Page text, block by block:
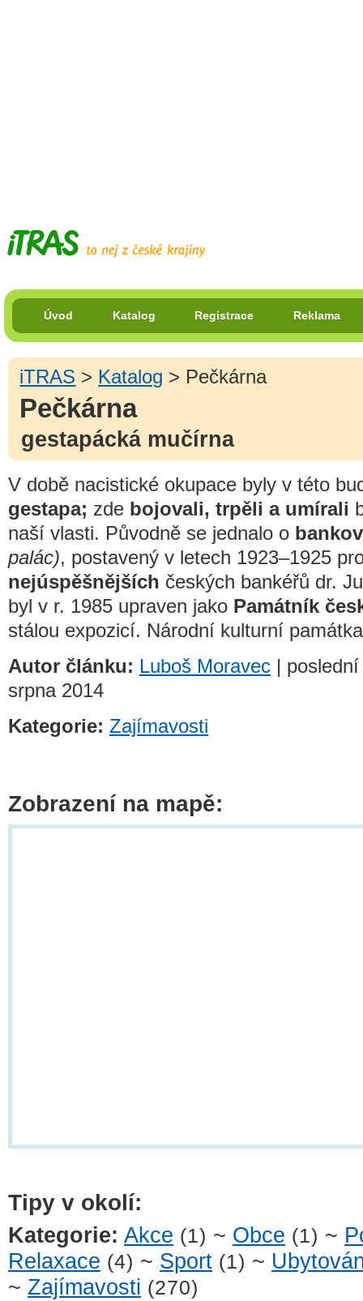
Úvod Katalog Registrace Reklama
iTRAS > Katalog > Pečkárna
Pečkárna
gestapácká mučírna
V době nacistické okupace byly v této
gestapa; zde bojovali, trpěli a umírali
naší vlasti. Původně se jednalo o
palác), postavený v letech 1923–1925
nejúspěšnějších českých bankéřů dr.
byl v r. 1985 upraven jako Památník
stálou expozicí. Národní kulturní
Autor článku: Luboš Moravec |
srpna 2014
Kategorie: Zajímavosti
Zobrazení na mapě:
Tipy v okolí:
Kategorie: Akce (1) ~ Obce (1) ~
Relaxace (4) ~ Sport (1) ~
~ Zajímavosti (270)